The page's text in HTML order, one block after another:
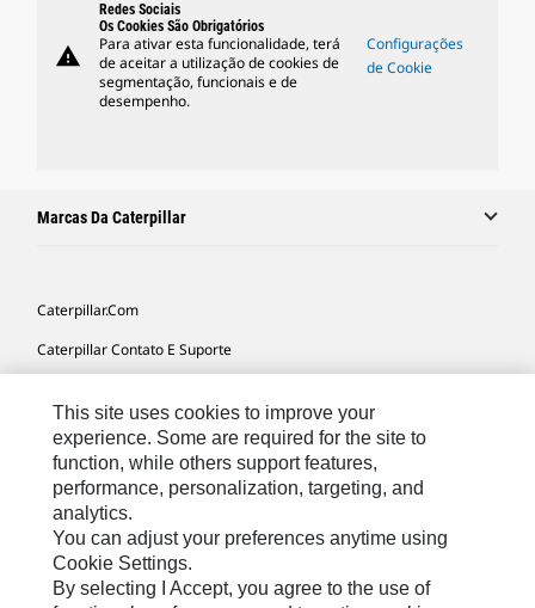
warning
Redes Sociais
Os Cookies São Obrigatórios
Para ativar esta funcionalidade, terá
de aceitar a utilização de cookies de
segmentação, funcionais e de
desempenho.
Configurações
de Cookie
Marcas Da Caterpillar
Caterpillar.com
Caterpillar Contato E Suporte
Mapa Do Local
Cookie Settings
Legal
Privacidade
This site uses cookies to improve your
experience. Some are required for the site to
function, while others support features,
performance, personalization, targeting, and
analytics.
You can adjust your preferences anytime using
Cookie Settings.
By selecting I Accept, you agree to the use of